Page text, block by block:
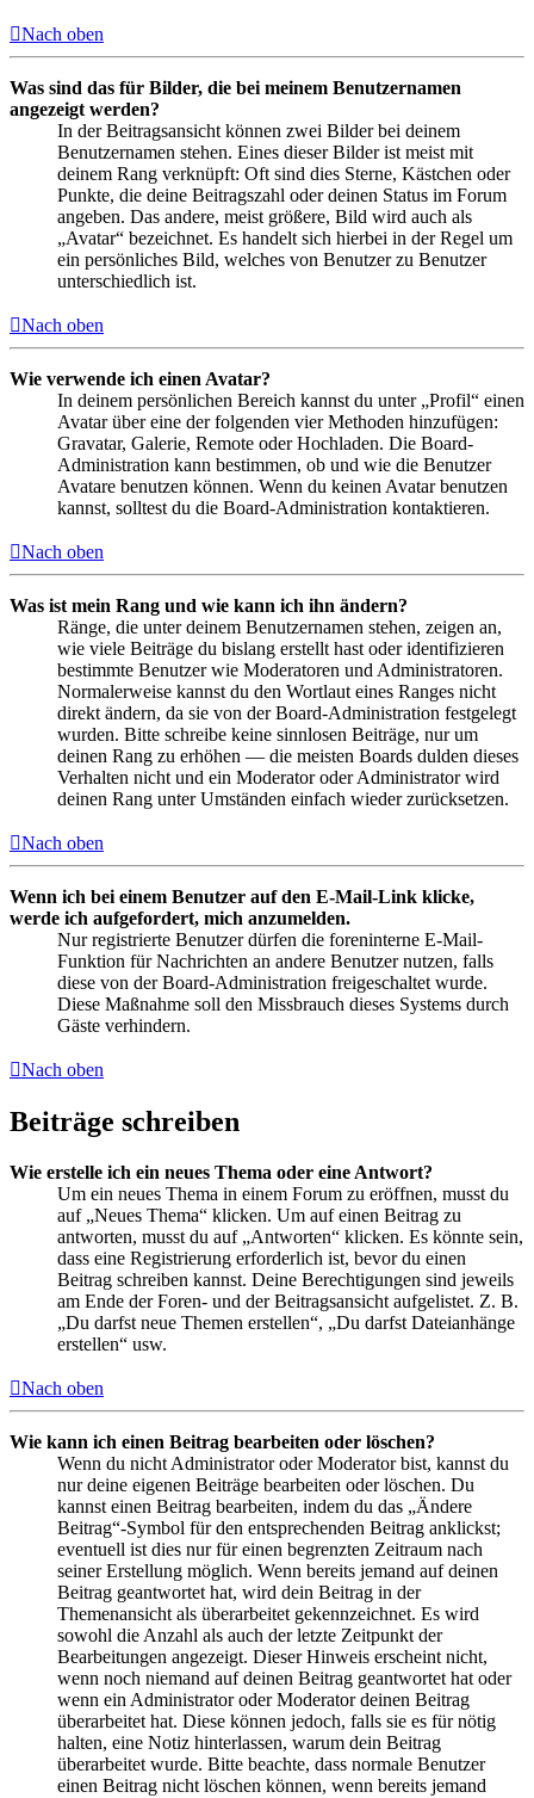
Nach oben
Was sind das für Bilder, die bei meinem Benutzernamen
angezeigt werden?
In der Beitragsansicht können zwei Bilder bei deinem
Benutzernamen stehen. Eines dieser Bilder ist meist mit
deinem Rang verknüpft: Oft sind dies Sterne, Kästchen oder
Punkte, die deine Beitragszahl oder deinen Status im Forum
angeben. Das andere, meist größere, Bild wird auch als
„Avatar“ bezeichnet. Es handelt sich hierbei in der Regel um
ein persönliches Bild, welches von Benutzer zu Benutzer
unterschiedlich ist.
Nach oben
Wie verwende ich einen Avatar?
In deinem persönlichen Bereich kannst du unter „Profil“ einen
Avatar über eine der folgenden vier Methoden hinzufügen:
Gravatar, Galerie, Remote oder Hochladen. Die Board-
Administration kann bestimmen, ob und wie die Benutzer
Avatare benutzen können. Wenn du keinen Avatar benutzen
kannst, solltest du die Board-Administration kontaktieren.
Nach oben
Was ist mein Rang und wie kann ich ihn ändern?
Ränge, die unter deinem Benutzernamen stehen, zeigen an,
wie viele Beiträge du bislang erstellt hast oder identifizieren
bestimmte Benutzer wie Moderatoren und Administratoren.
Normalerweise kannst du den Wortlaut eines Ranges nicht
direkt ändern, da sie von der Board-Administration festgelegt
wurden. Bitte schreibe keine sinnlosen Beiträge, nur um
deinen Rang zu erhöhen — die meisten Boards dulden dieses
Verhalten nicht und ein Moderator oder Administrator wird
deinen Rang unter Umständen einfach wieder zurücksetzen.
Nach oben
Wenn ich bei einem Benutzer auf den E-Mail-Link klicke,
werde ich aufgefordert, mich anzumelden.
Nur registrierte Benutzer dürfen die foreninterne E-Mail-
Funktion für Nachrichten an andere Benutzer nutzen, falls
diese von der Board-Administration freigeschaltet wurde.
Diese Maßnahme soll den Missbrauch dieses Systems durch
Gäste verhindern.
Nach oben
Beiträge schreiben
Wie erstelle ich ein neues Thema oder eine Antwort?
Um ein neues Thema in einem Forum zu eröffnen, musst du
auf „Neues Thema“ klicken. Um auf einen Beitrag zu
antworten, musst du auf „Antworten“ klicken. Es könnte sein,
dass eine Registrierung erforderlich ist, bevor du einen
Beitrag schreiben kannst. Deine Berechtigungen sind jeweils
am Ende der Foren- und der Beitragsansicht aufgelistet. Z. B.
„Du darfst neue Themen erstellen“, „Du darfst Dateianhänge
erstellen“ usw.
Nach oben
Wie kann ich einen Beitrag bearbeiten oder löschen?
Wenn du nicht Administrator oder Moderator bist, kannst du
nur deine eigenen Beiträge bearbeiten oder löschen. Du
kannst einen Beitrag bearbeiten, indem du das „Ändere
Beitrag“-Symbol für den entsprechenden Beitrag anklickst;
eventuell ist dies nur für einen begrenzten Zeitraum nach
seiner Erstellung möglich. Wenn bereits jemand auf deinen
Beitrag geantwortet hat, wird dein Beitrag in der
Themenansicht als überarbeitet gekennzeichnet. Es wird
sowohl die Anzahl als auch der letzte Zeitpunkt der
Bearbeitungen angezeigt. Dieser Hinweis erscheint nicht,
wenn noch niemand auf deinen Beitrag geantwortet hat oder
wenn ein Administrator oder Moderator deinen Beitrag
überarbeitet hat. Diese können jedoch, falls sie es für nötig
halten, eine Notiz hinterlassen, warum dein Beitrag
überarbeitet wurde. Bitte beachte, dass normale Benutzer
einen Beitrag nicht löschen können, wenn bereits jemand